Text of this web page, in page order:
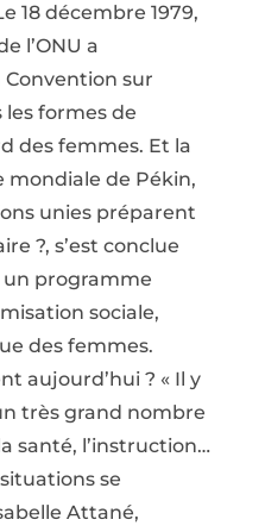
18 décembre 1979,
l’ONU a
sur
les formes de
des femmes. Et la
de Pékin,
unies préparent
?, s’est conclue
programme
sociale,
des femmes.
aujourd’hui ? « Il y
très grand nombre
santé, l’instruction…
se
Attané,